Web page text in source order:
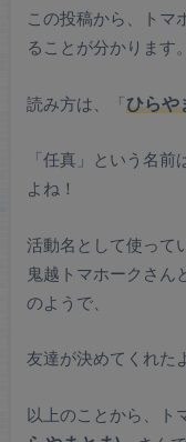
この投稿から、トマ
ることが分かります。
読み方は、「ひらや
「任真」という名
よね！
活動名として使って
鬼越トマホークさん
のようで、
友達が決めてくれた
以上のことから、ト